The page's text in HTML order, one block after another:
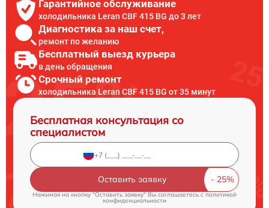
Гарантийное обслуживание
холодильника Leran CBF 415 BG до 3 лет
Диагностика за наш счет,
ремонт по желанию
Бесплатный выезд курьера
в день обращения
Срочный ремонт
холодильника Leran CBF 415 BG от 35 минут
Бесплатная консультация со
специалистом
Оставить заявку
Нажимая на кнопку "Оставить заявку" Вы соглашаетесь c политикой
конфиденциальности